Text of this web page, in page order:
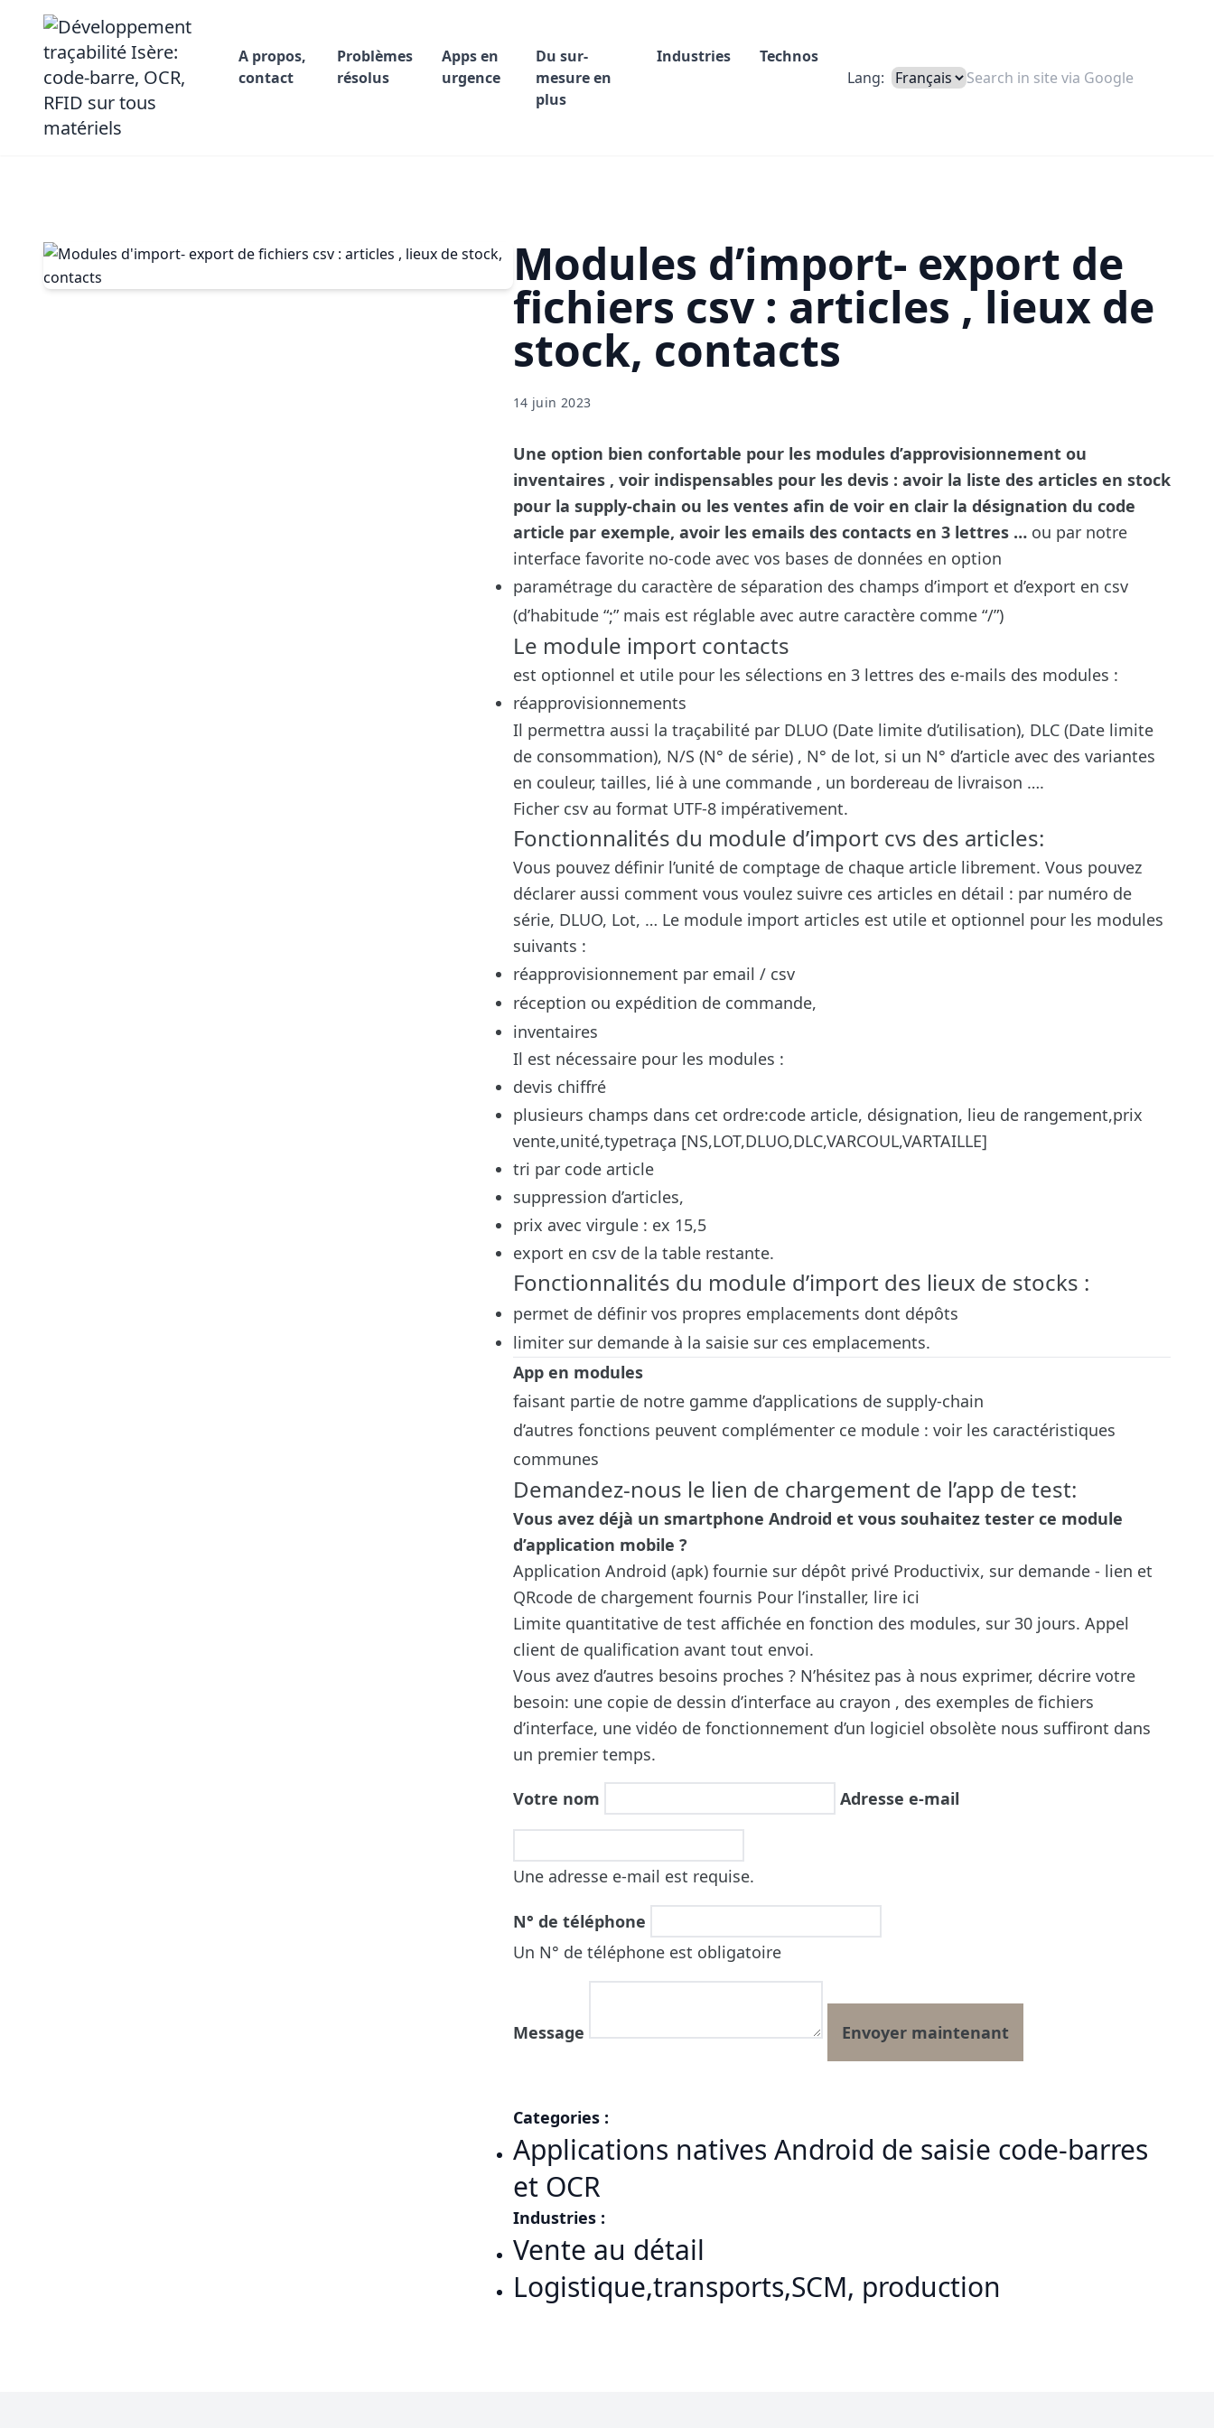
A propos,
contact
Problèmes
résolus
Apps en
urgence
Du sur-
mesure en
plus
Industries
Technos
Lang:
Modules d’import- export de
fichiers csv : articles , lieux de
stock, contacts
14 juin 2023
Une option bien confortable pour les modules d’approvisionnement ou
inventaires , voir indispensables pour les devis : avoir la liste des articles en stock
pour la supply-chain ou les ventes afin de voir en clair la désignation du code
article par exemple, avoir les emails des contacts en 3 lettres … ou par notre
interface favorite no-code avec vos bases de données en option
paramétrage du caractère de séparation des champs d’import et d’export en csv
(d’habitude “;” mais est réglable avec autre caractère comme “/”)
Le module import contacts
est optionnel et utile pour les sélections en 3 lettres des e-mails des modules :
réapprovisionnements
Il permettra aussi la traçabilité par DLUO (Date limite d’utilisation), DLC (Date limite
de consommation), N/S (N° de série) , N° de lot, si un N° d’article avec des variantes
en couleur, tailles, lié à une commande , un bordereau de livraison ….
Ficher csv au format UTF-8 impérativement.
Fonctionnalités du module d’import cvs des articles:
Vous pouvez définir l’unité de comptage de chaque article librement. Vous pouvez
déclarer aussi comment vous voulez suivre ces articles en détail : par numéro de
série, DLUO, Lot, … Le module import articles est utile et optionnel pour les modules
suivants :
réapprovisionnement par email / csv
réception ou expédition de commande,
inventaires
Il est nécessaire pour les modules :
devis chiffré
plusieurs champs dans cet ordre:code article, désignation, lieu de rangement,prix
vente,unité,typetraça [NS,LOT,DLUO,DLC,VARCOUL,VARTAILLE]
tri par code article
suppression d’articles,
prix avec virgule : ex 15,5
export en csv de la table restante.
Fonctionnalités du module d’import des lieux de stocks :
permet de définir vos propres emplacements dont dépôts
limiter sur demande à la saisie sur ces emplacements.
App en modules
faisant partie de notre gamme d’applications de supply-chain
d’autres fonctions peuvent complémenter ce module : voir les caractéristiques
communes
Demandez-nous le lien de chargement de l’app de test:
Vous avez déjà un smartphone Android et vous souhaitez tester ce module
d’application mobile ?
Application Android (apk) fournie sur dépôt privé Productivix, sur demande - lien et
QRcode de chargement fournis Pour l’installer, lire ici
Limite quantitative de test affichée en fonction des modules, sur 30 jours. Appel
client de qualification avant tout envoi.
Vous avez d’autres besoins proches ? N’hésitez pas à nous exprimer, décrire votre
besoin: une copie de dessin d’interface au crayon , des exemples de fichiers
d’interface, une vidéo de fonctionnement d’un logiciel obsolète nous suffiront dans
un premier temps.
Votre nom Adresse e-mail
Une adresse e-mail est requise.
N° de téléphone
Un N° de téléphone est obligatoire
Message
Categories :
Applications natives Android de saisie code-barres
et OCR
Industries :
Vente au détail
Logistique,transports,SCM, production